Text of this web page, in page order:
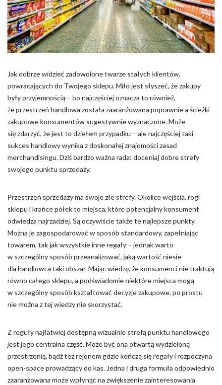
Jak dobrze widzieć zadowolone twarze stałych klientów,
powracających do Twojego sklepu. Miło jest słyszeć, że zakupy
były przyjemnością – bo najczęściej oznacza to również,
że przestrzeń handlowa została zaaranżowana poprawnie a ścieżki
zakupowe konsumentów sugestywnie wyznaczone. Może
się zdarzyć, że jest to dziełem przypadku – ale najczęściej taki
sukces handlowy wynika z doskonałej znajomości zasad
merchandisingu. Dziś bardzo ważna rada: doceniaj dobre strefy
swojego punktu sprzedaży.
Przestrzeń sprzedaży ma swoje złe strefy. Okolice wejścia, rogi
sklepu i krańce półek to miejsca, które potencjalny konsument
odwiedza najrzadziej. Są oczywiście także te najlepsze punkty.
Można je zagospodarować w sposób standardowy, zapełniając
towarem, tak jak wszystkie inne regały – jednak warto
w szczególny sposób przeanalizować, jaką wartość niesie
dla handlowca taki obszar. Mając wiedzę, że konsumenci nie traktują
równo całego sklepu, a podświadomie niektóre miejsca mogą
w szczególny sposób kształtować decyzje zakupowe, po prostu
nie można z tej wiedzy nie skorzystać.
Z reguły najłatwiej dostępną wizualnie strefą punktu handlowego
jest jego centralna część. Może być ona otwartą wydzieloną
przestrzenią, bądź też rejonem gdzie kończą się regały i rozpoczyna
open-space prowadzący do kas. Jedna i druga formuła odpowiednio
zaaranżowana może wpłynąć na zwiększenie zainteresowania
zapamiętanie informacji, które zmieniają wygląd lub
funkcjonowanie strony, np. preferowany język lub region, w
którym znajduje się użytkownik.
Statystyczne pliki cookie pomagają właścicielem stron
internetowych zrozumieć, w jaki sposób różni użytkownicy
zachowują się na stronie, gromadząc i zgłaszając anonimowe
informacje.
Marketing
użytkowników na stronach internetowych. Celem jest
wyświetlanie reklam, które są istotne i interesujące dla
Nieklasyfikowane
Nieklasyfikowane pliki cookie, to pliki, które są w procesie
klasyfikowania, wraz z dostawcami poszczególnych ciasteczek.
Odrzuć
Zapisz moje preferencje